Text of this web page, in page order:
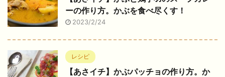
ーの作り方。かぶを食べ尽くす！
2023/2/24
レシピ
【あさイチ】かぶパッチョの作り方。か